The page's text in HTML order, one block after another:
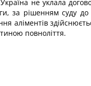
не уклала
за рішенням суду до
аліментів
повноліття.